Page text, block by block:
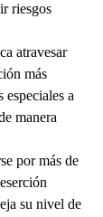
riesgos
atravesar
más
especiales a
manera
por más de
su nivel de